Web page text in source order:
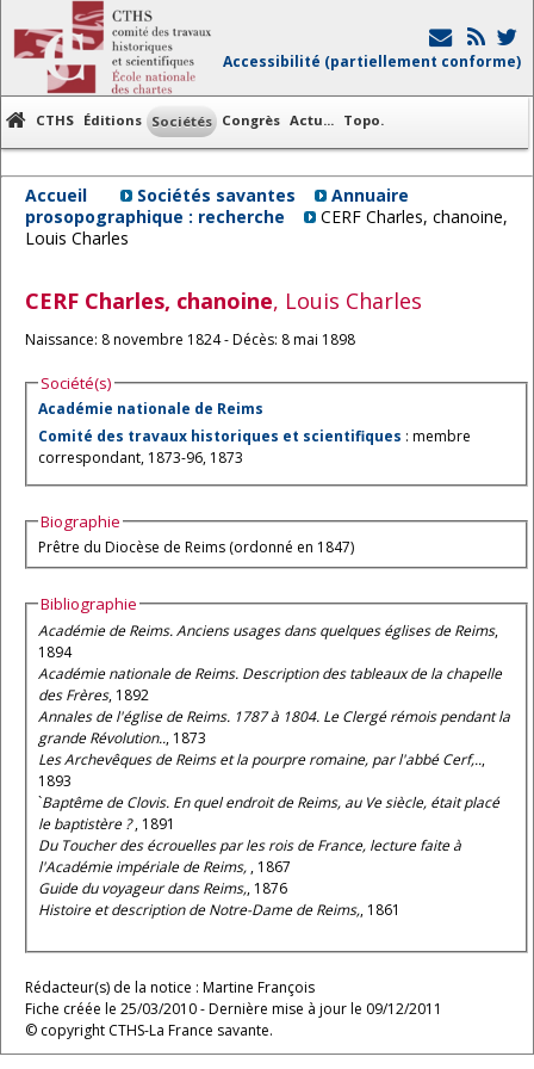
Accessibilité (partiellement conforme)
CTHS Éditions Sociétés Congrès Actu... Topo.
Accueil Sociétés savantes
Annuaire
prosopographique : recherche
CERF Charles, chanoine,
Louis Charles
CERF Charles, chanoine, Louis Charles
Naissance: 8 novembre 1824 - Décès: 8 mai 1898
Société(s)
Académie nationale de Reims
Comité des travaux historiques et scientifiques : membre
correspondant, 1873-96, 1873
Biographie
Prêtre du Diocèse de Reims (ordonné en 1847)
Bibliographie
Académie de Reims. Anciens usages dans quelques églises de Reims,
1894
Académie nationale de Reims. Description des tableaux de la chapelle
des Frères, 1892
Annales de l'église de Reims. 1787 à 1804. Le Clergé rémois pendant la
grande Révolution.., 1873
Les Archevêques de Reims et la pourpre romaine, par l'abbé Cerf,..,
1893
`Baptême de Clovis. En quel endroit de Reims, au Ve siècle, était placé
le baptistère ?, 1891
Du Toucher des écrouelles par les rois de France, lecture faite à
l'Académie impériale de Reims, , 1867
Guide du voyageur dans Reims,, 1876
Histoire et description de Notre-Dame de Reims,, 1861
Rédacteur(s) de la notice : Martine François
Fiche créée le 25/03/2010 - Dernière mise à jour le 09/12/2011
© copyright CTHS-La France savante.